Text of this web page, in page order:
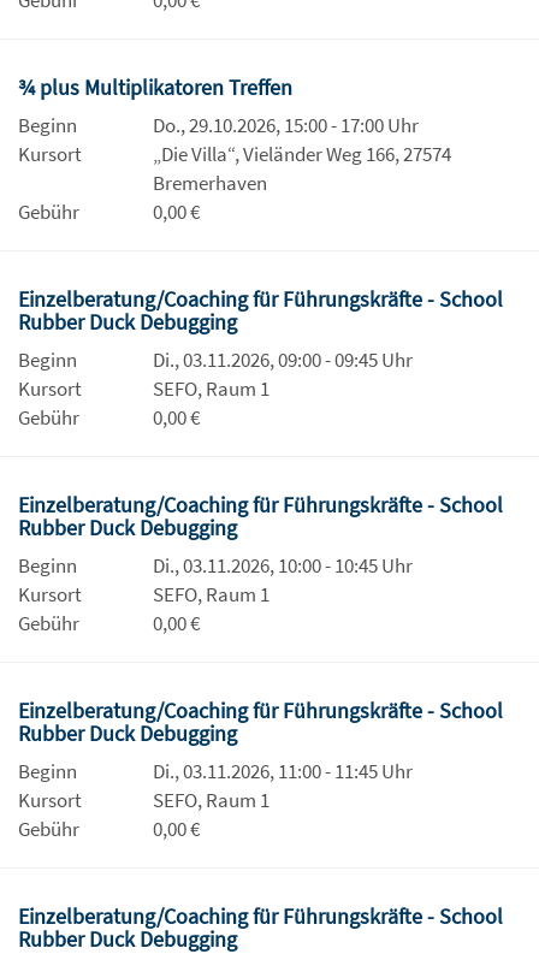
¾ plus Multiplikatoren Treffen
Beginn
Do., 29.10.2026, 15:00 - 17:00 Uhr
Kursort
„Die Villa“, Vieländer Weg 166, 27574
Bremerhaven
Gebühr
0,00 €
Einzelberatung/Coaching für Führungskräfte - School
Rubber Duck Debugging
Beginn
Di., 03.11.2026, 09:00 - 09:45 Uhr
Kursort
SEFO, Raum 1
Gebühr
0,00 €
Einzelberatung/Coaching für Führungskräfte - School
Rubber Duck Debugging
Beginn
Di., 03.11.2026, 10:00 - 10:45 Uhr
Kursort
SEFO, Raum 1
Gebühr
0,00 €
Einzelberatung/Coaching für Führungskräfte - School
Rubber Duck Debugging
Beginn
Di., 03.11.2026, 11:00 - 11:45 Uhr
Kursort
SEFO, Raum 1
Gebühr
0,00 €
Einzelberatung/Coaching für Führungskräfte - School
Rubber Duck Debugging